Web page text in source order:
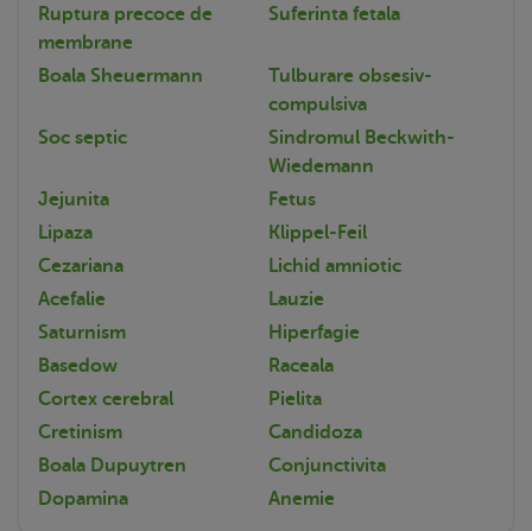
Ruptura precoce de
membrane
Suferinta fetala
Boala Sheuermann
Tulburare obsesiv-
compulsiva
Soc septic
Sindromul Beckwith-
Wiedemann
Jejunita
Fetus
Lipaza
Klippel-Feil
Cezariana
Lichid amniotic
Acefalie
Lauzie
Saturnism
Hiperfagie
Basedow
Raceala
Cortex cerebral
Pielita
Cretinism
Candidoza
Boala Dupuytren
Conjunctivita
Dopamina
Anemie